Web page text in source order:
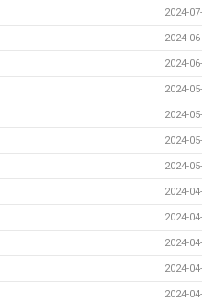
2024-
2024-
2024-
2024-
2024-
2024-
2024-
2024-
2024-
2024-
2024-
2024-